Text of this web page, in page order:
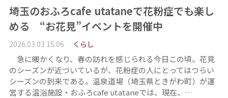
埼玉のおふろcafe utataneで花粉症でも楽し
める “お花見”イベントを開催中
2026.03.03 15:06 くらし
急に暖かくなり、春の訪れを感じられる今日この頃。花見
のシーズンが近づいているが、花粉症の人にとってはつらい
シーズンの到来である。温泉道場（埼玉県ときがわ町）が運
営する温浴施設・おふろcafe utataneでは、現在、…